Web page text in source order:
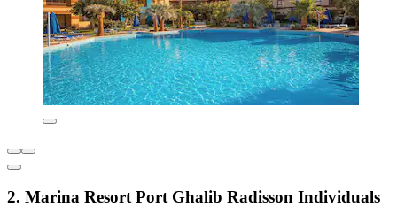
2. Marina Resort Port Ghalib Radisson Individuals